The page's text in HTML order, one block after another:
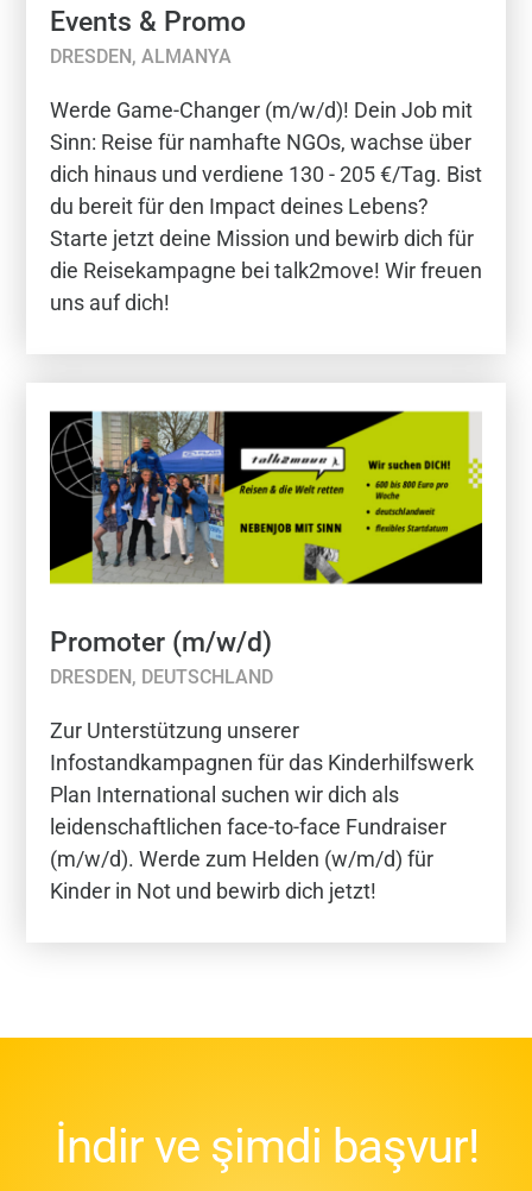
Events & Promo
DRESDEN, ALMANYA
Werde Game-Changer (m/w/d)! Dein Job mit
Sinn: Reise für namhafte NGOs, wachse über
dich hinaus und verdiene 130 - 205 €/Tag. Bist
du bereit für den Impact deines Lebens?
Starte jetzt deine Mission und bewirb dich für
die Reisekampagne bei talk2move! Wir freuen
uns auf dich!
Promoter (m/w/d)
DRESDEN, DEUTSCHLAND
Zur Unterstützung unserer
Infostandkampagnen für das Kinderhilfswerk
Plan International suchen wir dich als
leidenschaftlichen face-to-face Fundraiser
(m/w/d). Werde zum Helden (w/m/d) für
Kinder in Not und bewirb dich jetzt!
İndir ve şimdi başvur!